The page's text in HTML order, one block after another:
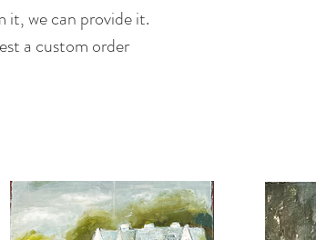
it, we can provide it.
a custom order